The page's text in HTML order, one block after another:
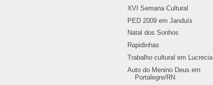
XVI Semana Cultural
PED 2009 em Janduís
Natal dos Sonhos
Rapidinhas
Trabalho cultural em Lucrecia
Auto do Menino Deus em
Portalegre/RN